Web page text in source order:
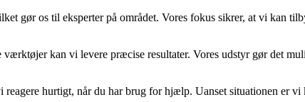
gør os til eksperter på området. Vores fokus sikrer, at vi kan
værktøjer kan vi levere præcise resultater. Vores udstyr gør det
hurtigt, når du har brug for hjælp. Uanset situationen er